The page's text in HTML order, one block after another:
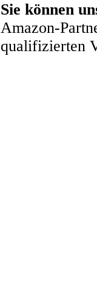
Sie können
Amazon-
qualifizierten